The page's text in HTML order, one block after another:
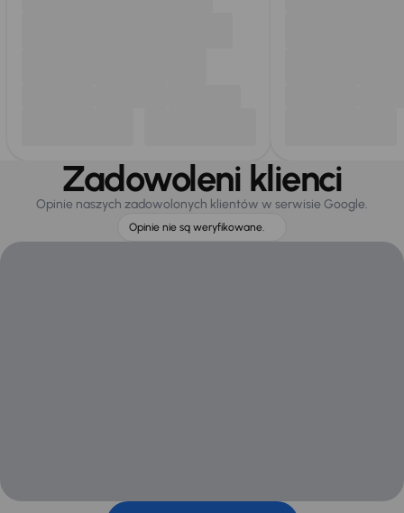
Zadowoleni klienci
Opinie naszych zadowolonych klientów w serwisie Google.
Opinie nie są weryfikowane.